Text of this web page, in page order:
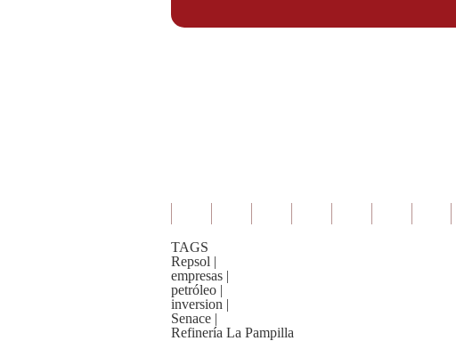
TAGS
Repsol |
empresas |
petróleo |
inversion |
Senace |
Refinería La Pampilla